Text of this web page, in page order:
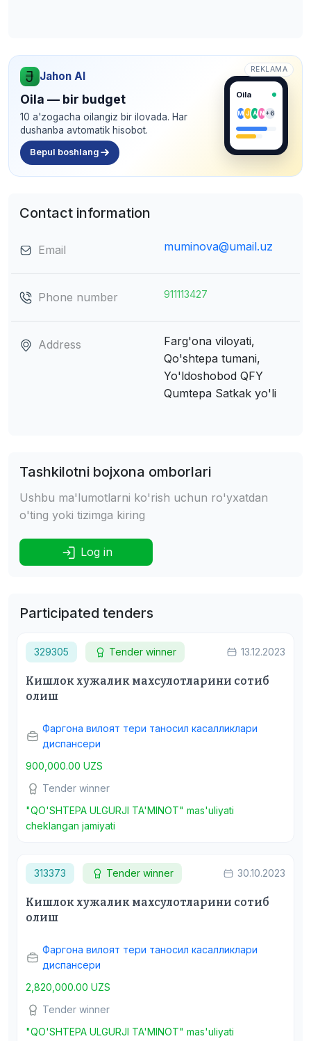
REKLAMA
Jahon AI
Oila — bir budget
10 a'zogacha oilangiz bir ilovada. Har
dushanba avtomatik hisobot.
Bepul boshlang
Oila
M J A N+6
Contact information
Email muminova@umail.uz
Phone number 911113427
Address
Farg'ona viloyati,
Qo'shtepa tumani,
Yo'ldoshobod QFY
Qumtepa Satkak yo'li
Tashkilotni bojxona omborlari
Ushbu ma'lumotlarni ko'rish uchun ro'yxatdan
o'ting yoki tizimga kiring
Log in
Participated tenders
329305 Tender winner 13.12.2023
Кишлок хужалик махсулотларини сотиб
олиш
Фаргона вилоят тери таносил касалликлари
диспансери
900,000.00 UZS
Tender winner
"QO'SHTEPA ULGURJI TA'MINOT" mas'uliyati
cheklangan jamiyati
313373 Tender winner 30.10.2023
Кишлок хужалик махсулотларини сотиб
олиш
Фаргона вилоят тери таносил касалликлари
диспансери
2,820,000.00 UZS
Tender winner
"QO'SHTEPA ULGURJI TA'MINOT" mas'uliyati